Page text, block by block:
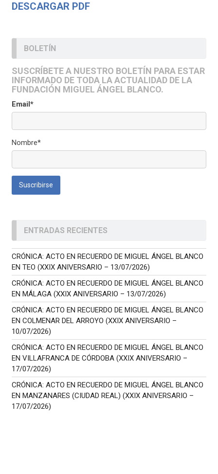
DESCARGAR PDF
BOLETÍN
SUSCRÍBETE A NUESTRO BOLETÍN PARA ESTAR
INFORMADO DE TODA LA ACTUALIDAD DE LA
FUNDACIÓN MIGUEL ÁNGEL BLANCO.
Email*
Nombre*
ENTRADAS RECIENTES
CRÓNICA: ACTO EN RECUERDO DE MIGUEL ÁNGEL BLANCO
EN TEO (XXIX ANIVERSARIO – 13/07/2026)
CRÓNICA: ACTO EN RECUERDO DE MIGUEL ÁNGEL BLANCO
EN MÁLAGA (XXIX ANIVERSARIO – 13/07/2026)
CRÓNICA: ACTO EN RECUERDO DE MIGUEL ÁNGEL BLANCO
EN COLMENAR DEL ARROYO (XXIX ANIVERSARIO –
10/07/2026)
CRÓNICA: ACTO EN RECUERDO DE MIGUEL ÁNGEL BLANCO
EN VILLAFRANCA DE CÓRDOBA (XXIX ANIVERSARIO –
17/07/2026)
CRÓNICA: ACTO EN RECUERDO DE MIGUEL ÁNGEL BLANCO
EN MANZANARES (CIUDAD REAL) (XXIX ANIVERSARIO –
17/07/2026)